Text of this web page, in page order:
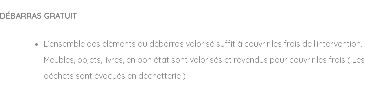
DÉBARRAS GRATUIT
L’ensemble des éléments du débarras valorisé suffit à couvrir les frais de l’intervention.
Meubles, objets, livres, en bon état sont valorisés et revendus pour couvrir les frais ( Les
déchets sont évacués en déchetterie )